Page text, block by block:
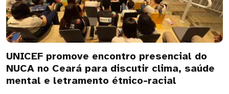
UNICEF promove encontro presencial do
NUCA no Ceará para discutir clima, saúde
mental e letramento étnico-racial